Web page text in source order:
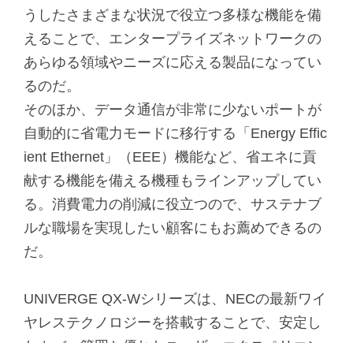
うしたさまざまな状況で役立つ多様な機能を備
えることで、エンタープライズネットワークの
あらゆる領域やニーズに応える製品になってい
るのだ。
そのほか、データ通信が非常に少ないポートが
自動的に省電力モードに移行する「Energy Effic
ient Ethernet」（EEE）機能など、省エネに貢
献する機能を備える機種もラインアップしてい
る。消費電力の削減に役立つので、サステナブ
ルな職場を実現したい顧客にもお薦めできるの
だ。
UNIVERGE QX-Wシリーズは、NECの最新ワイ
ヤレステクノロジーを搭載することで、安定し